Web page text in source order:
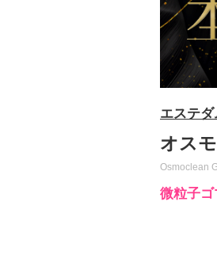
エステダ
オス
Osmoclean
微粒子ゴ